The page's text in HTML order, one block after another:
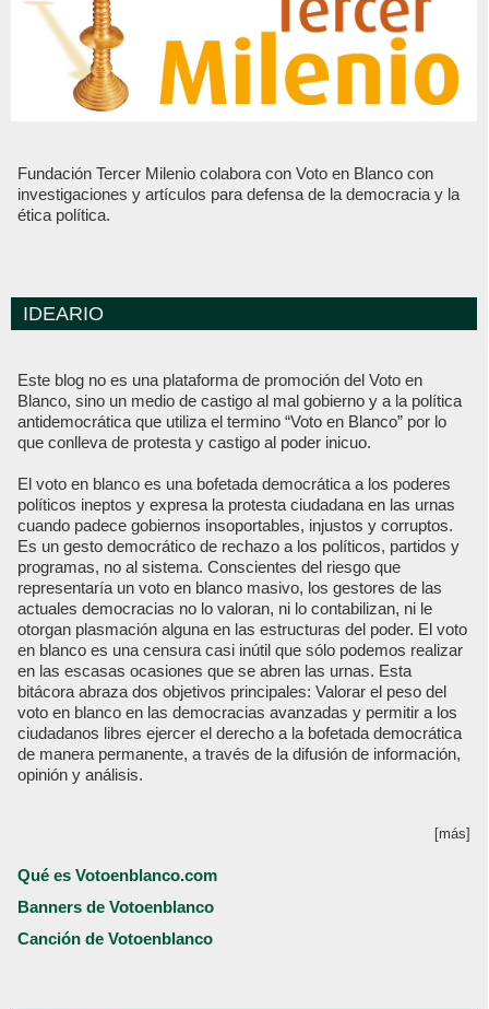
Fundación Tercer Milenio colabora con Voto en Blanco con
investigaciones y artículos para defensa de la democracia y la
ética política.
IDEARIO
Este blog no es una plataforma de promoción del Voto en
Blanco, sino un medio de castigo al mal gobierno y a la política
antidemocrática que utiliza el termino “Voto en Blanco” por lo
que conlleva de protesta y castigo al poder inicuo.
El voto en blanco es una bofetada democrática a los poderes
políticos ineptos y expresa la protesta ciudadana en las urnas
cuando padece gobiernos insoportables, injustos y corruptos.
Es un gesto democrático de rechazo a los políticos, partidos y
programas, no al sistema. Conscientes del riesgo que
representaría un voto en blanco masivo, los gestores de las
actuales democracias no lo valoran, ni lo contabilizan, ni le
otorgan plasmación alguna en las estructuras del poder. El voto
en blanco es una censura casi inútil que sólo podemos realizar
en las escasas ocasiones que se abren las urnas. Esta
bitácora abraza dos objetivos principales: Valorar el peso del
voto en blanco en las democracias avanzadas y permitir a los
ciudadanos libres ejercer el derecho a la bofetada democrática
de manera permanente, a través de la difusión de información,
opinión y análisis.
[más]
Qué es Votoenblanco.com
Banners de Votoenblanco
Canción de Votoenblanco